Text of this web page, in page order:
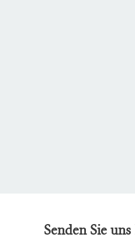
Senden Sie